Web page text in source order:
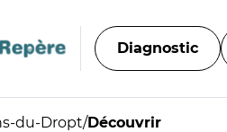
Diagnostic
du-Dropt/Découvrir